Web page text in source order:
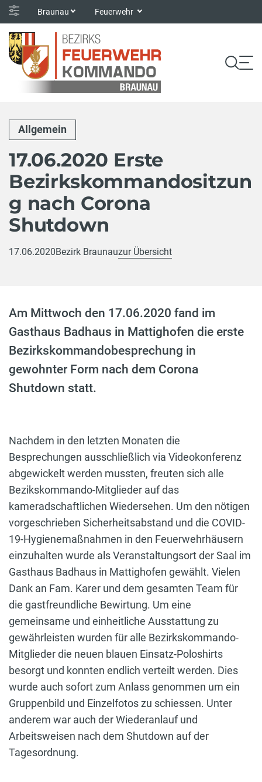
Braunau Feuerwehr
Allgemein
17.06.2020 Erste
Bezirkskommandositzun
g nach Corona
Shutdown
17.06.2020Bezirk Braunauzur Übersicht
Am Mittwoch den 17.06.2020 fand im
Gasthaus Badhaus in Mattighofen die erste
Bezirkskommandobesprechung in
gewohnter Form nach dem Corona
Shutdown statt.
Nachdem in den letzten Monaten die
Besprechungen ausschließlich via Videokonferenz
abgewickelt werden mussten, freuten sich alle
Bezikskommando-Mitglieder auf das
kameradschaftlichen Wiedersehen. Um den nötigen
vorgeschrieben Sicherheitsabstand und die COVID-
19-Hygienemaßnahmen in den Feuerwehrhäusern
einzuhalten wurde als Veranstaltungsort der Saal im
Gasthaus Badhaus in Mattighofen gewählt. Vielen
Dank an Fam. Karer und dem gesamten Team für
die gastfreundliche Bewirtung. Um eine
gemeinsame und einheitliche Ausstattung zu
gewährleisten wurden für alle Bezirkskommando-
Mitglieder die neuen blauen Einsatz-Poloshirts
besorgt und konnten endlich verteilt werden. Dies
wurde auch sofort zum Anlass genommen um ein
Gruppenbild und Einzelfotos zu schiessen. Unter
anderem war auch der Wiederanlauf und
Arbeitsweisen nach dem Shutdown auf der
Tagesordnung.